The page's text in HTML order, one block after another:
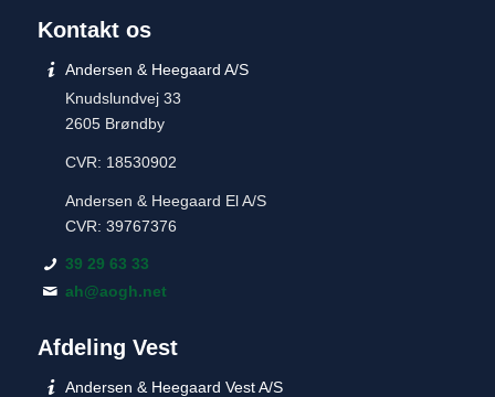
Kontakt os
Andersen & Heegaard A/S
Knudslundvej 33
2605 Brøndby
CVR: 18530902
Andersen & Heegaard El A/S
CVR: 39767376
39 29 63 33
ah@aogh.net
Afdeling Vest
Andersen & Heegaard Vest A/S